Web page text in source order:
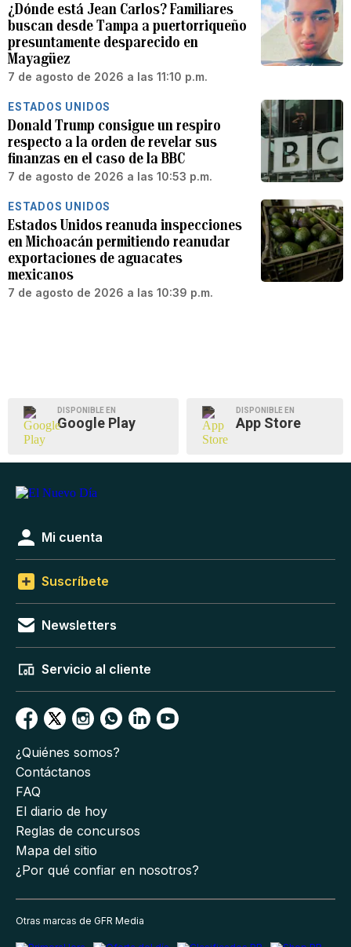
¿Dónde está Jean Carlos? Familiares
buscan desde Tampa a puertorriqueño
presuntamente desparecido en
Mayagüez
7 de agosto de 2026 a las 11:10 p.m.
ESTADOS UNIDOS
Donald Trump consigue un respiro
respecto a la orden de revelar sus
finanzas en el caso de la BBC
7 de agosto de 2026 a las 10:53 p.m.
ESTADOS UNIDOS
Estados Unidos reanuda inspecciones
en Michoacán permitiendo reanudar
exportaciones de aguacates
mexicanos
7 de agosto de 2026 a las 10:39 p.m.
DISPONIBLE EN
Google Play
DISPONIBLE EN
App Store
Mi cuenta
Suscríbete
Newsletters
Servicio al cliente
¿Quiénes somos?
Contáctanos
FAQ
El diario de hoy
Reglas de concursos
Mapa del sitio
¿Por qué confiar en nosotros?
Otras marcas de GFR Media